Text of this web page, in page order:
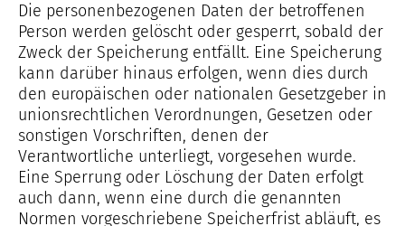
Die personenbezogenen Daten der betroffenen
Person werden gelöscht oder gesperrt, sobald der
Zweck der Speicherung entfällt. Eine Speicherung
kann darüber hinaus erfolgen, wenn dies durch
den europäischen oder nationalen Gesetzgeber in
unionsrechtlichen Verordnungen, Gesetzen oder
sonstigen Vorschriften, denen der
Verantwortliche unterliegt, vorgesehen wurde.
Eine Sperrung oder Löschung der Daten erfolgt
auch dann, wenn eine durch die genannten
Normen vorgeschriebene Speicherfrist abläuft, es